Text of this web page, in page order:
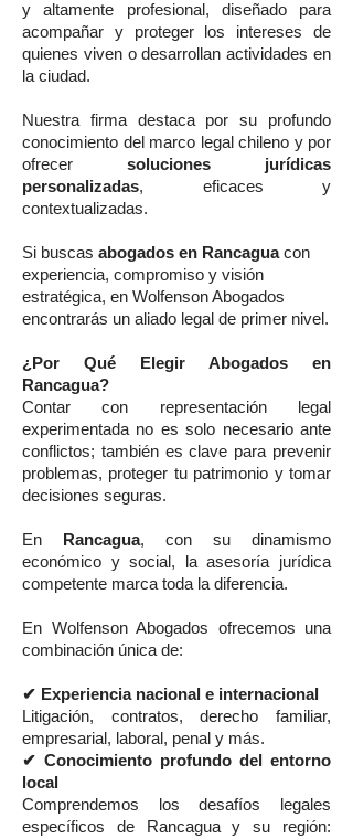
y altamente profesional, diseñado para
acompañar y proteger los intereses de
quienes viven o desarrollan actividades en
la ciudad.
Nuestra firma destaca por su profundo
conocimiento del marco legal chileno y por
ofrecer soluciones jurídicas
personalizadas, eficaces y
contextualizadas.
Si buscas abogados en Rancaguacon
experiencia, compromiso y visión
estratégica, en Wolfenson Abogados
encontrarás un aliado legal de primer nivel.
¿Por Qué Elegir Abogados en
Rancagua?
Contar con representación legal
experimentada no es solo necesario ante
conflictos; también es clave para prevenir
problemas, proteger tu patrimonio y tomar
decisiones seguras.
En Rancagua, con su dinamismo
económico y social, la asesoría jurídica
competente marca toda la diferencia.
En Wolfenson Abogados ofrecemos una
combinación única de:
✔ Experiencia nacional e internacional
Litigación, contratos, derecho familiar,
empresarial, laboral, penal y más.
✔ Conocimiento profundo del entorno
local
Comprendemos los desafíos legales
específicos de Rancagua y su región: